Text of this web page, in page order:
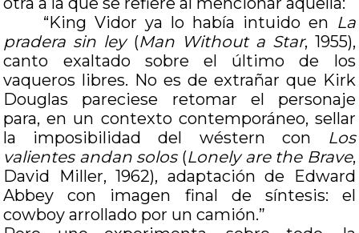
“King Vidor ya lo había intuido en La
pradera sin ley(Man Without a Star, 1955),
canto exaltado sobre el último de los
vaqueros libres. No es de extrañar que Kirk
Douglas pareciese retomar el personaje
para, en un contexto contemporáneo, sellar
la imposibilidad del wéstern con
Los
valientes andan solos(Lonely are the Brave,
David Miller, 1962), adaptación de Edward
Abbey con imagen final de síntesis: el
cowboy arrollado por un camión.”